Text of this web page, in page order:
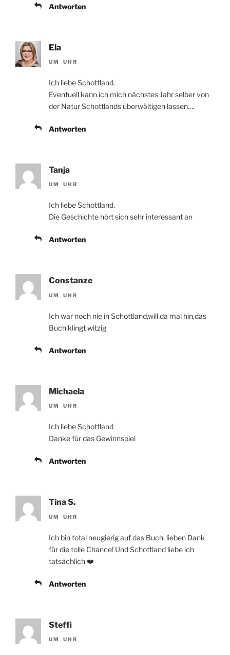
Antworten
Ela
UM UHR
Ich liebe Schottland.
Eventuell kann ich mich nächstes Jahr selber von
der Natur Schottlands überwältigen lassen….
Antworten
Tanja
UM UHR
Ich liebe Schottland.
Die Geschichte hört sich sehr interessant an
Antworten
Constanze
UM UHR
Ich war noch nie in Schottland,will da mal hin,das
Buch klingt witzig
Antworten
Michaela
UM UHR
Ich liebe Schottland
Danke für das Gewinnspiel
Antworten
Tina S.
UM UHR
Ich bin total neugierig auf das Buch, lieben Dank
für die tolle Chance! Und Schottland liebe ich
tatsächlich ❤️
Antworten
Steffi
UM UHR